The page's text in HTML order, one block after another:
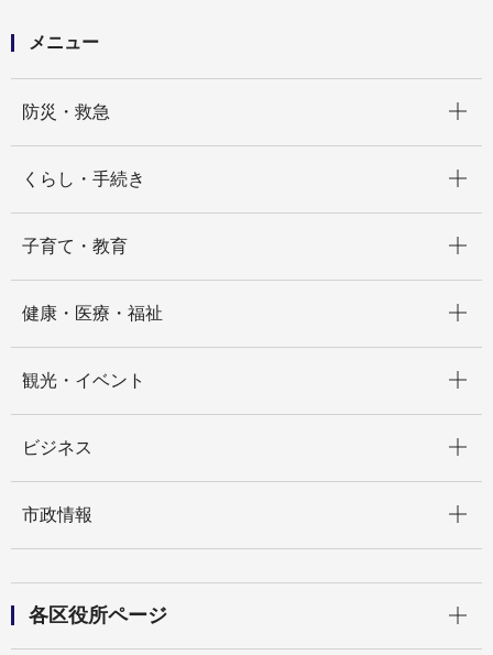
メニュー
防災・救急
くらし・手続き
子育て・教育
健康・医療・福祉
観光・イベント
ビジネス
市政情報
各区役所ページ